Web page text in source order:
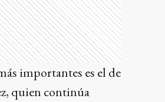
importantes es el de
quien continúa